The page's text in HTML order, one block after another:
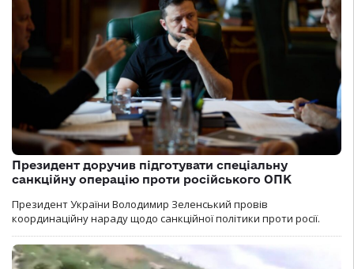
Президент доручив підготувати спеціальну
санкційну операцію проти російського ОПК
Президент України Володимир Зеленський провів
координаційну нараду щодо санкційної політики проти росії.